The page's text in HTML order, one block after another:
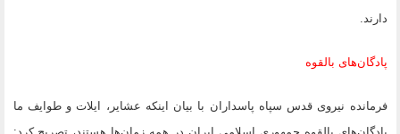
دارند.
پادگان‌های بالقوه
فرمانده نیروی قدس سپاه پاسداران با بیان اینکه عشایر، ایلات و طوایف ما